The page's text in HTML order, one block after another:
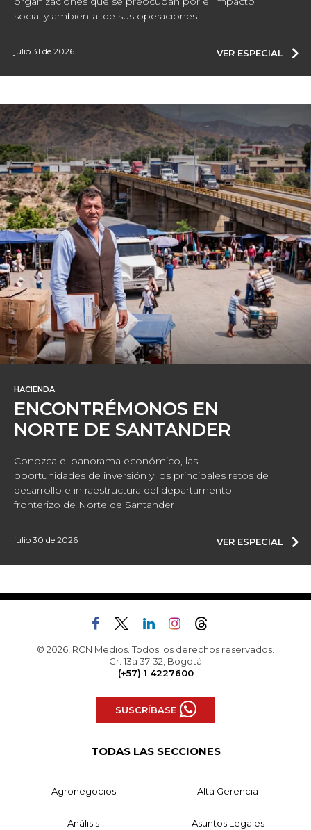
social y ambiental de sus operaciones
julio 31 de 2026 VER ESPECIAL
HACIENDA
ENCONTRÉMONOS EN
NORTE DE SANTANDER
Conozca el panorama económico, las
oportunidades de inversión y los principales retos de
desarrollo e infraestructura del departamento
fronterizo de Norte de Santander
julio 30 de 2026 VER ESPECIAL
© 2026, RCN Medios. Todos los derechos reservados.
Cr. 13a 37-32, Bogotá
(+57) 1 4227600
SUSCRÍBASE
TODAS LAS SECCIONES
Agronegocios Alta Gerencia
Análisis Asuntos Legales